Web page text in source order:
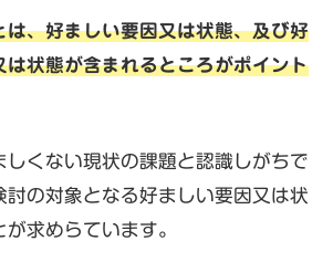
は、好ましい要因又は状態、及び好
は状態が含まれるところがポイント
しくない現状の課題と認識しがちで
討の対象となる好ましい要因又は状
求めらています。